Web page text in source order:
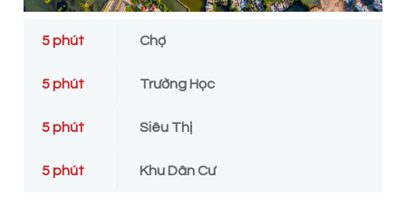
Công viên sinh thái thú vị và độc đáo.
Khách sạn và khu nghỉ dưỡng.
7.500 người. Các công trình xây dựng công cộng sẽ
thương mại kết hợp sẽ có độ cao khoảng 28 tầng. Tại
từ 6 đến 12 tầng.
5 phút Chợ
5 phút Trường Học
5 phút Siêu Thị
5 phút Khu Dân Cư